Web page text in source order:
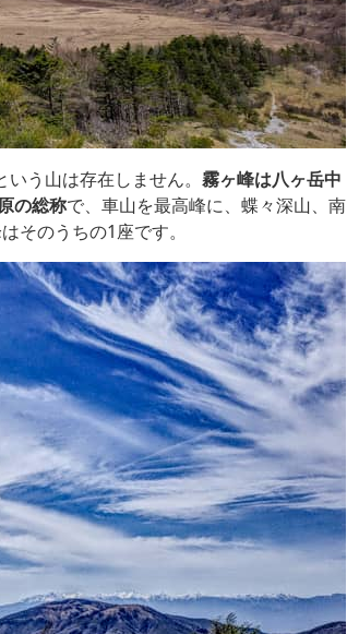
う山は存在しません。 霧ヶ峰は八ヶ岳中
の総称で、車山を最高峰に、蝶々深山、南
そのうちの1座です。